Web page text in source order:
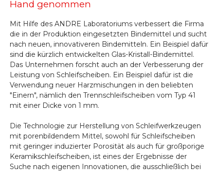
Hand genommen
Mit Hilfe des ANDRE Laboratoriums verbessert die Firma
die in der Produktion eingesetzten Bindemittel und sucht
nach neuen, innovativeren Bindemitteln. Ein Beispiel dafür
sind die kürzlich entwickelten Glas-Kristall-Bindemittel.
Das Unternehmen forscht auch an der Verbesserung der
Leistung von Schleifscheiben. Ein Beispiel dafür ist die
Verwendung neuer Harzmischungen in den beliebten
"Einern", nämlich den Trennschleifscheiben vom Typ 41
mit einer Dicke von 1 mm.
Die Technologie zur Herstellung von Schleifwerkzeugen
mit porenbildendem Mittel, sowohl für Schleifscheiben
mit geringer induzierter Porosität als auch für großporige
Keramikschleifscheiben, ist eines der Ergebnisse der
Suche nach eigenen Innovationen, die ausschließlich bei